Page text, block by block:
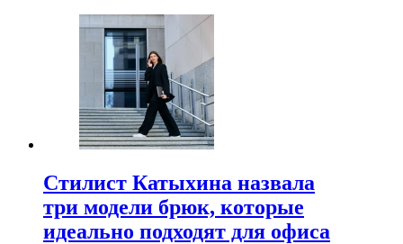
Стилист Катыхина назвала
три модели брюк, которые
идеально подходят для офиса